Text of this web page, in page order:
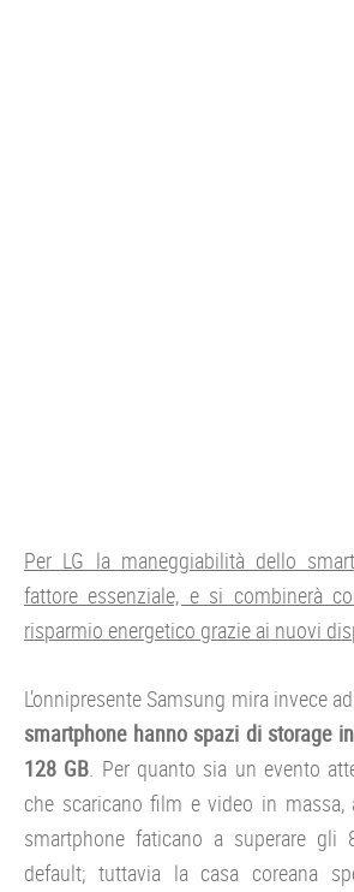
Per LG la maneggiabilità dello
fattore essenziale, e si combinerà
risparmio energetico grazie ai nuovi
L’onnipresente Samsung mira invece ad
smartphone hanno spazi di storage
128 GB. Per quanto sia un evento
che scaricano film e video in massa,
smartphone faticano a superare
default; tuttavia la casa coreana